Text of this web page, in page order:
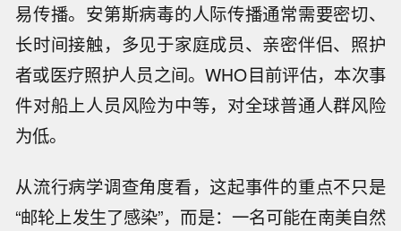
易传播。安第斯病毒的人际传播通常需要密切、
长时间接触，多见于家庭成员、亲密伴侣、照护
者或医疗照护人员之间。WHO目前评估，本次事
件对船上人员风险为中等，对全球普通人群风险
为低。
从流行病学调查角度看，这起事件的重点不只是
“邮轮上发生了感染”，而是：一名可能在南美自然